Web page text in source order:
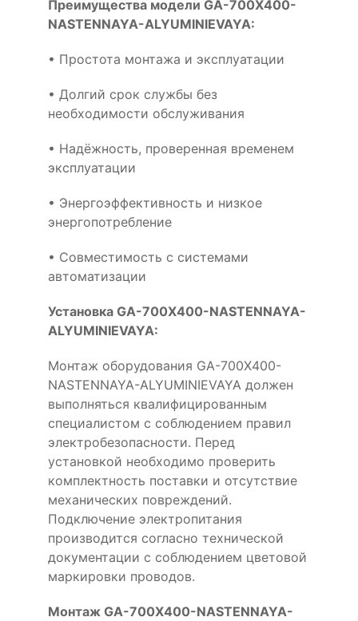
Преимущества модели GA-700X400-
NASTENNAYA-ALYUMINIEVAYA:
• Простота монтажа и эксплуатации
• Долгий срок службы без
необходимости обслуживания
• Надёжность, проверенная временем
эксплуатации
• Энергоэффективность и низкое
энергопотребление
• Совместимость с системами
автоматизации
Установка GA-700X400-NASTENNAYA-
ALYUMINIEVAYA:
Монтаж оборудования GA-700X400-
NASTENNAYA-ALYUMINIEVAYA должен
выполняться квалифицированным
специалистом с соблюдением правил
электробезопасности. Перед
установкой необходимо проверить
комплектность поставки и отсутствие
механических повреждений.
Подключение электропитания
производится согласно технической
документации с соблюдением цветовой
маркировки проводов.
Монтаж GA-700X400-NASTENNAYA-